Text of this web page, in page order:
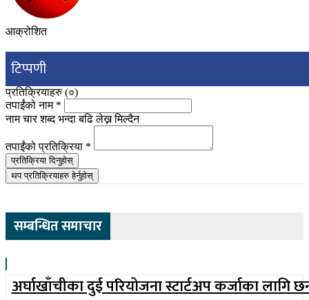
आक्रोशित
टिप्पणी
प्रतिक्रियाहरु (०)
तपाईंको नाम *
नाम चार शब्द भन्दा बढि लेख्न मिल्दैन
तपाईंको प्रतिक्रिया *
प्रतिक्रिया दिनुहोस्
थप प्रतिक्रियाहरु हेर्नुहोस्
सम्बन्धित समाचार
अर्घाखाँचीका दुई परियोजना स्टार्टअप कर्जाका लागि